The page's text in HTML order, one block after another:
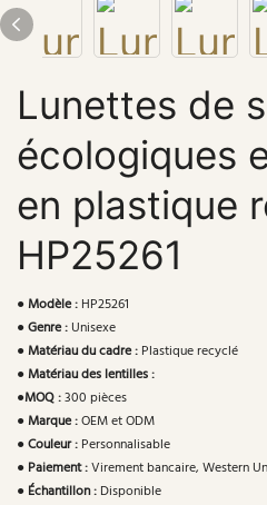
Lunettes de
écologiques
en plastique
HP25261
●Modèle : HP25261
●Genre : Unisexe
●Matériau du cadre : Plastique recyclé
●Matériau des lentilles :
●MOQ :300 pièces
●Marque :OEM et ODM
●Couleur : Personnalisable
● Paiement :Virement bancaire, Western
● Échantillon : Disponible